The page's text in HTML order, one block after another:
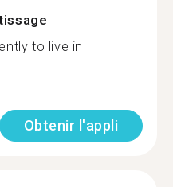
to live in
Obtenir l'appli